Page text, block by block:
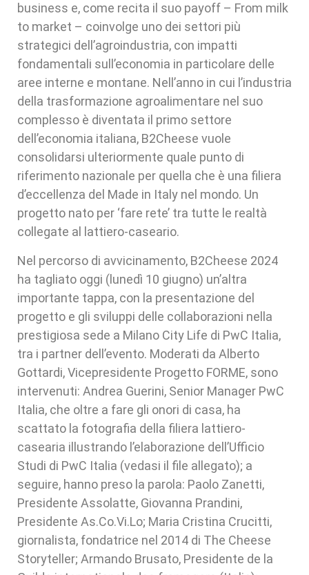
business e, come recita il suo payoff – From milk
to market – coinvolge uno dei settori più
strategici dell’agroindustria, con impatti
fondamentali sull’economia in particolare delle
aree interne e montane. Nell’anno in cui l’industria
della trasformazione agroalimentare nel suo
complesso è diventata il primo settore
dell’economia italiana, B2Cheese vuole
consolidarsi ulteriormente quale punto di
riferimento nazionale per quella che è una filiera
d’eccellenza del Made in Italy nel mondo. Un
progetto nato per ‘fare rete’ tra tutte le realtà
collegate al lattiero-caseario.
Nel percorso di avvicinamento, B2Cheese 2024
ha tagliato oggi (lunedì 10 giugno) un’altra
importante tappa, con la presentazione del
progetto e gli sviluppi delle collaborazioni nella
prestigiosa sede a Milano City Life di PwC Italia,
tra i partner dell’evento. Moderati da Alberto
Gottardi, Vicepresidente Progetto FORME, sono
intervenuti: Andrea Guerini, Senior Manager PwC
Italia, che oltre a fare gli onori di casa, ha
scattato la fotografia della filiera lattiero-
casearia illustrando l’elaborazione dell’Ufficio
Studi di PwC Italia (vedasi il file allegato); a
seguire, hanno preso la parola: Paolo Zanetti,
Presidente Assolatte, Giovanna Prandini,
Presidente As.Co.Vi.Lo; Maria Cristina Crucitti,
giornalista, fondatrice nel 2014 di The Cheese
Storyteller; Armando Brusato, Presidente de la